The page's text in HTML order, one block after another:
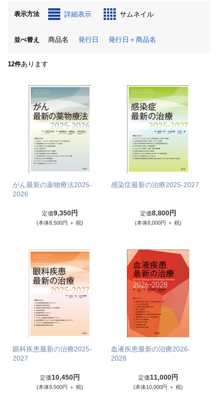
表示方法 詳細表示 サムネイル
並べ替え 商品名 発行日 発行日＋商品名
12件あります
がん最新の薬物療法2025-
2026
定価9,350円
(本体8,500円 ＋ 税)
感染症最新の治療2025-2027
定価8,800円
(本体8,000円 ＋ 税)
眼科疾患最新の治療2025-
2027
定価10,450円
(本体9,500円 ＋ 税)
血液疾患最新の治療2026-
2028
定価11,000円
(本体10,000円 ＋ 税)